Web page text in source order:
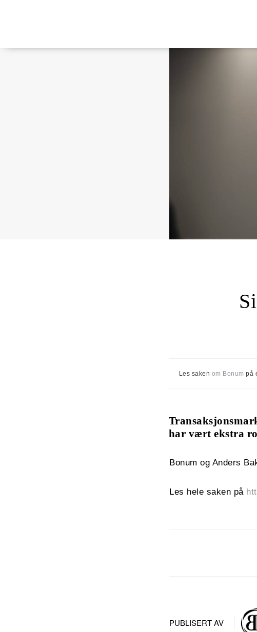
Les saken om Bonum på
har vært ekstra
Bonum og Anders
Les hele saken på
PUBLISERT AV